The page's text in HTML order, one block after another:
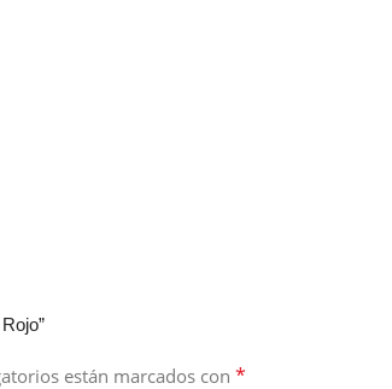
están marcados con *